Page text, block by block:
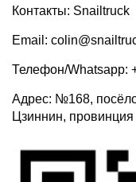
Контакты: Snailtruck
Email:
Телефон/Whatsapp:
Адрес: №168,
Цзиннин,